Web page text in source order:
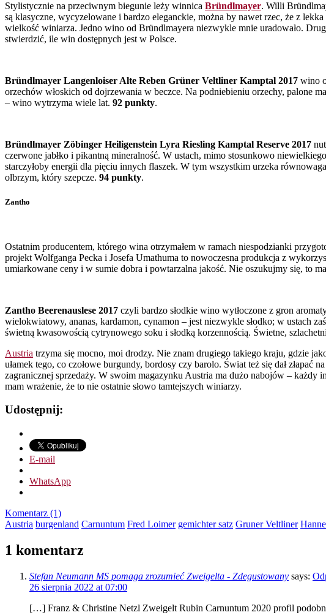
Stylistycznie na przeciwnym biegunie leży winnica Bründlmayer. Willi
są klasyczne, wycyzelowane i bardzo eleganckie, można by nawet rzec, że z
wielkość winiarza. Jedno wino od Bründlmayera niezwykle mnie uradowało.
stwierdzić, ile win dostępnych jest w Polsce.
Bründlmayer Langenloiser Alte Reben Grüner Veltliner Kamptal 2017 wino
orzechów włoskich od dojrzewania w beczce. Na podniebieniu orzechy, palone
– wino wytrzyma wiele lat. 92 punkty.
Bründlmayer Zöbinger Heiligenstein Lyra Riesling Kamptal Reserve 2017
czerwone jabłko i pikantną mineralność. W ustach, mimo stosunkowo
starczyłoby energii dla pięciu innych flaszek. W tym wszystkim urzeka
olbrzym, który szepcze. 94 punkty.
Zantho
Ostatnim producentem, którego wina otrzymałem w ramach niespodzianki
projekt Wolfganga Pecka i Josefa Umathuma to nowoczesna produkcja z
umiarkowane ceny i w sumie dobra i powtarzalna jakość. Nie oszukujmy się, to
Zantho Beerenauslese 2017 czyli bardzo słodkie wino wytłoczone z gron
wielokwiatowy, ananas, kardamon, cynamon – jest niezwykle słodko; w ustach
świetną kwasowością cytrynowego soku i słodką korzennością. Świetne,
Austria trzyma się mocno, moi drodzy. Nie znam drugiego takiego kraju, gdzie
ułamek tego, co czołowe burgundy, bordosy czy barolo. Świat też się dał
zagranicznej sprzedaży. W swoim magazynku Austria ma dużo nabojów –
mam wrażenie, że to nie ostatnie słowo tamtejszych winiarzy.
Udostępnij:
E-mail
WhatsApp
Komentarz (1)
Austria burgenland Carnuntum Fred Loimer gemichter satz Gruner Veltliner
1 komentarz
Stefan Neumann MS pomaga zrozumieć Zweigelta - Zdegustowany says:
26 sierpnia 2022 at 07:00
[…] Franz & Christine Netzl Zweigelt Rubin Carnuntum 2020 profil